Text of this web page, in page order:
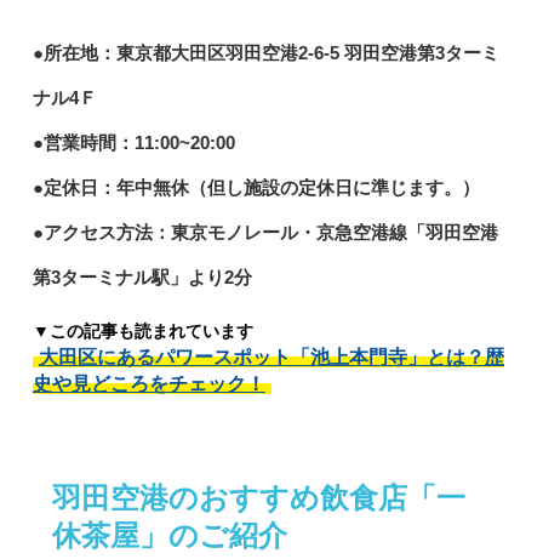
●所在地：東京都大田区羽田空港2-6-5 羽田空港第3ターミ
ナル4Ｆ
●営業時間：11:00~20:00
●定休日：年中無休（但し施設の定休日に準じます。）
●アクセス方法：東京モノレール・京急空港線「羽田空港
第3ターミナル駅」より2分
▼この記事も読まれています
大田区にあるパワースポット「池上本門寺」とは？歴
史や見どころをチェック！
羽田空港のおすすめ飲食店「一
休茶屋」のご紹介